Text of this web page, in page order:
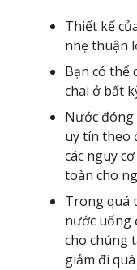
Thiết kế
nhẹ thuận
Bạn có thể
chai ở bất
Nước đóng
uy tín theo
các nguy
toàn cho
Trong quá
nước uống
cho chúng
giảm đi